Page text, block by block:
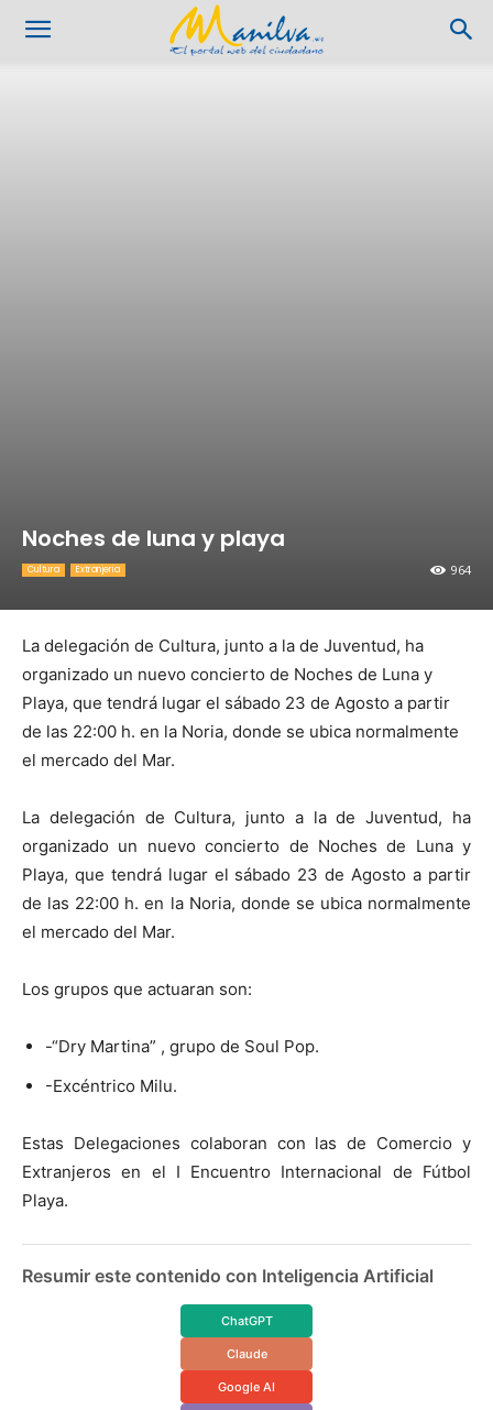
Noches de luna y playa
964
Cultura Extranjeria
La delegación de Cultura, junto a la de Juventud, ha
organizado un nuevo concierto de Noches de Luna y
Playa, que tendrá lugar el sábado 23 de Agosto a partir
de las 22:00 h. en la Noria, donde se ubica normalmente
el mercado del Mar.
La delegación de Cultura, junto a la de Juventud, ha
organizado un nuevo concierto de Noches de Luna y
Playa, que tendrá lugar el sábado 23 de Agosto a partir
de las 22:00 h. en la Noria, donde se ubica normalmente
el mercado del Mar.
Los grupos que actuaran son:
-“Dry Martina” , grupo de Soul Pop.
-Excéntrico Milu.
Estas Delegaciones colaboran con las de Comercio y
Extranjeros en el I Encuentro Internacional de Fútbol
Playa.
Resumir este contenido con Inteligencia Artificial
ChatGPT
Claude
Google AI